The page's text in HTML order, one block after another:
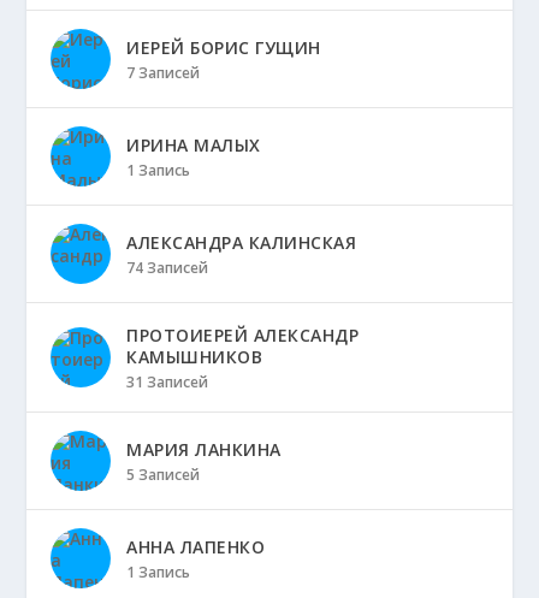
ИЕРЕЙ БОРИС ГУЩИН
7 Записей
ИРИНА МАЛЫХ
1 Запись
АЛЕКСАНДРА КАЛИНСКАЯ
74 Записей
ПРОТОИЕРЕЙ АЛЕКСАНДР
КАМЫШНИКОВ
31 Записей
МАРИЯ ЛАНКИНА
5 Записей
АННА ЛАПЕНКО
1 Запись